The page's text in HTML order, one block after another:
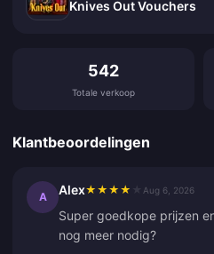
Knives Out Vouchers
542
Totale verkoop
Klantbeoordelingen
A Alex★ ★ ★ ★ Aug 6, 2026
Super goedkope prijzen
nog meer nodig?